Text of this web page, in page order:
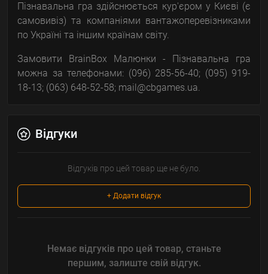
Пізнавальна гра здійснюється кур'єром у Києві (є
самовивіз) та компаніями вантажоперевізниками
по Україні та іншим країнам світу.
Замовити BrainBox Малюнки - Пізнавальна гра
можна за телефонами: (096) 285-56-40; (095) 919-
18-13; (063) 648-52-58; mail@cbgames.ua.
Відгуки
Відгуків про цей товар ще не було.
+ Додати відгук
Немає відгуків про цей товар, станьте
першим, залиште свій відгук.